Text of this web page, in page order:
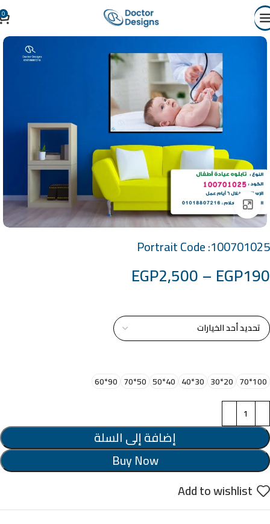
0
Click to enlarge
Portrait Code :100701025
EGP190
–
EGP2,500
100*70
20*30
30*40
40*50
50*70
90*60
إضافة إلى السلة
Buy Now
Add to wishlist